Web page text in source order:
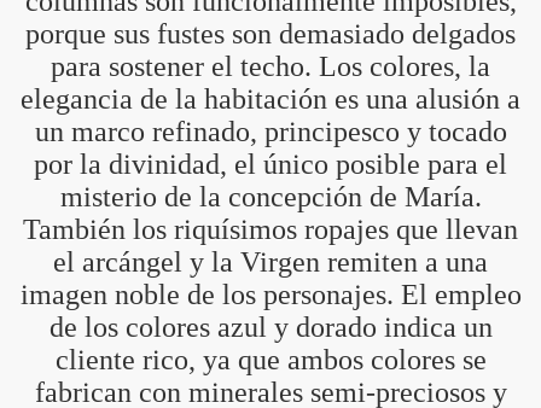
porque sus fustes son demasiado delgados
para sostener el techo. Los colores, la
elegancia de la habitación es una alusión a
un marco refinado, principesco y tocado
por la divinidad, el único posible para el
misterio de la concepción de María.
También los riquísimos ropajes que llevan
el arcángel y la Virgen remiten a una
imagen noble de los personajes. El empleo
de los colores azul y dorado indica un
cliente rico, ya que ambos colores se
fabrican con minerales semi-preciosos y